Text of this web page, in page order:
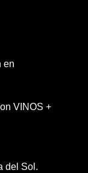
en
VINOS +
del Sol.